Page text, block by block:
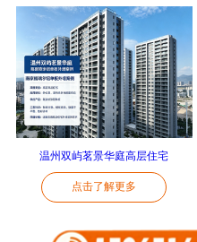
温州双屿茗景华庭高层住宅
点击了解更多